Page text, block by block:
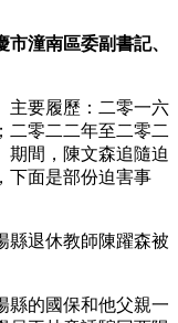
潼南區委副書記、
主要履歷：二零一六
二零二二年至二零二
期間，陳文森追隨迫
下面是部份迫害事
退休教師陳躍森被
的國保和他父親一